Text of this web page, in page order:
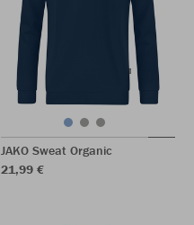
JAKO Sweat Organic
21,99 €